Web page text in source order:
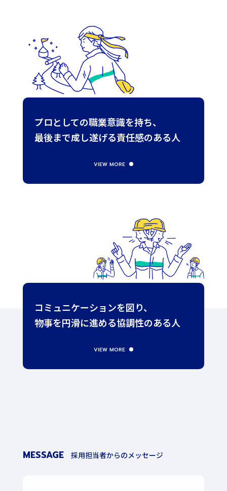
プロとしての職業意識を持ち、
最後まで成し遂げる責任感のある人
コミュニケーションを図り、
物事を円滑に進める協調性のある人
MESSAGE採用担当者からのメッセージ